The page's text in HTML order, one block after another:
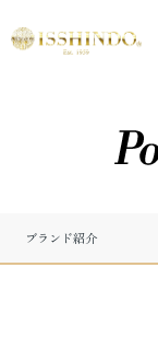
ブランド紹介